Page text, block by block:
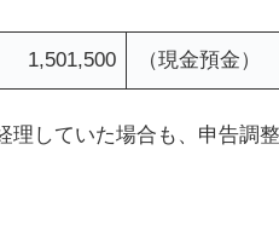
1,501,500 （現金預金）
していた場合も、申告調整